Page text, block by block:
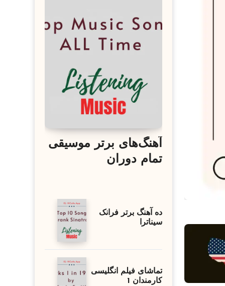
آهنگ‌های برتر موسیقی
تمام دوران
ده آهنگ برتر فرانک
سیناترا
تماشای فیلم انگلیسی
کارمندان 1